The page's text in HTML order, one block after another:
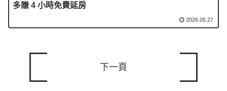
多賺 4 小時免費延房
2026.05.27
下一頁